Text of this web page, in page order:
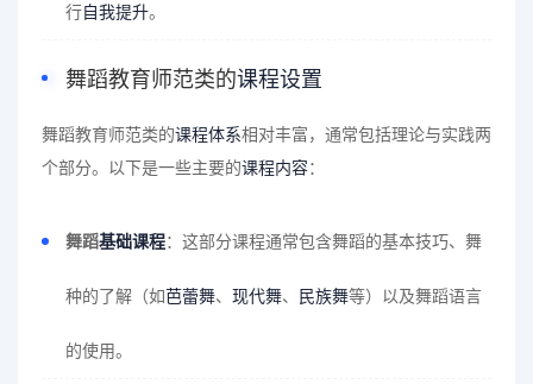
行自我提升。
舞蹈教育师范类的课程设置
舞蹈教育师范类的课程体系相对丰富，通常包括理论与实践两
个部分。以下是一些主要的课程内容：
舞蹈基础课程：这部分课程通常包含舞蹈的基本技巧、舞
种的了解（如芭蕾舞、 现代舞、 民族舞等）以及舞蹈语言
的使用。